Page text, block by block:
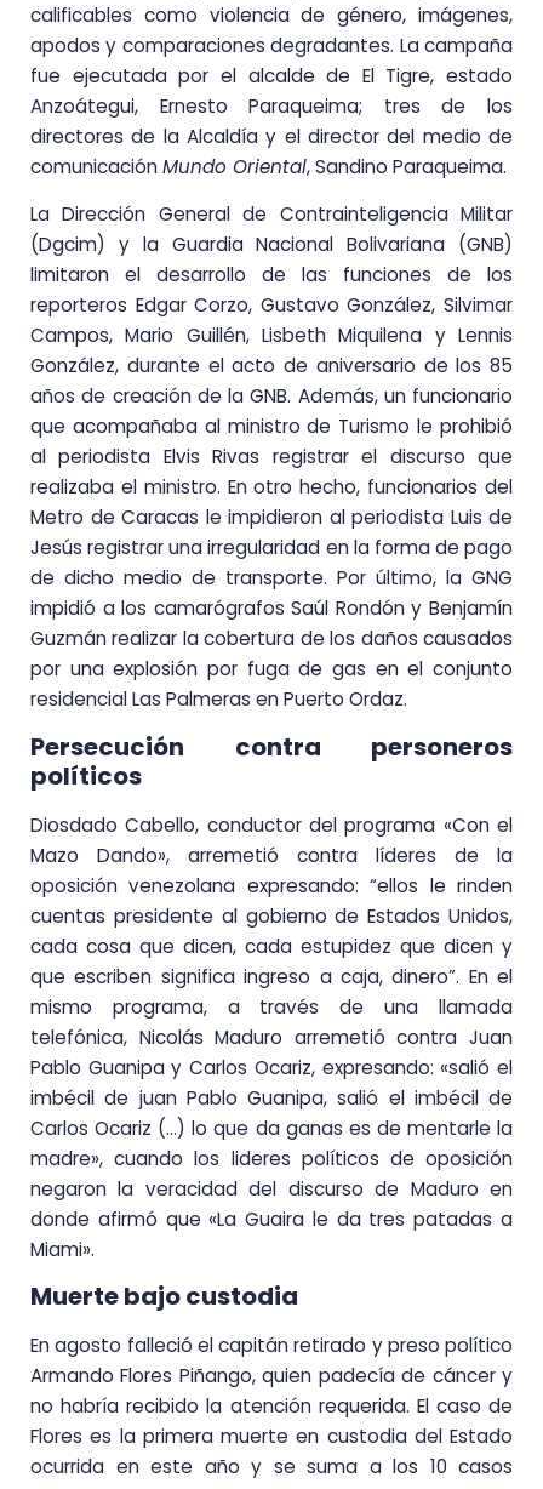
calificables como violencia de género, imágenes,
apodos y comparaciones degradantes. La campaña
fue ejecutada por el alcalde de El Tigre, estado
Anzoátegui, Ernesto Paraqueima; tres de los
directores de la Alcaldía y el director del medio de
comunicaciónMundo Oriental, Sandino Paraqueima.
La Dirección General de Contrainteligencia Militar
(Dgcim) y la Guardia Nacional Bolivariana (GNB)
limitaron el desarrollo de las funciones de los
reporteros Edgar Corzo, Gustavo González, Silvimar
Campos, Mario Guillén, Lisbeth Miquilena y Lennis
González, durante el acto de aniversario de los 85
años de creación de la GNB. Además, un funcionario
que acompañaba al ministro de Turismo le prohibió
al periodista Elvis Rivas registrar el discurso que
realizaba el ministro. En otro hecho, funcionarios del
Metro de Caracas le impidieron al periodista Luis de
Jesús registrar una irregularidad en la forma de pago
de dicho medio de transporte. Por último, la GNG
impidió a los camarógrafos Saúl Rondón y Benjamín
Guzmán realizar la cobertura de los daños causados
por una explosión por fuga de gas en el conjunto
residencial Las Palmeras en Puerto Ordaz.
Persecución contra personeros
políticos
Diosdado Cabello, conductor del programa «Con el
Mazo Dando», arremetió contra líderes de la
oposición venezolana expresando: “ellos le rinden
cuentas presidente al gobierno de Estados Unidos,
cada cosa que dicen, cada estupidez que dicen y
que escriben significa ingreso a caja, dinero”. En el
mismo programa, a través de una llamada
telefónica, Nicolás Maduro arremetió contra Juan
Pablo Guanipa y Carlos Ocariz, expresando: «salió el
imbécil de juan Pablo Guanipa, salió el imbécil de
Carlos Ocariz (…) lo que da ganas es de mentarle la
madre», cuando los lideres políticos de oposición
negaron la veracidad del discurso de Maduro en
donde afirmó que «La Guaira le da tres patadas a
Miami».
Muerte bajo custodia
En agosto falleció el capitán retirado y preso político
Armando Flores Piñango, quien padecía de cáncer y
no habría recibido la atención requerida. El caso de
Flores es la primera muerte en custodia del Estado
ocurrida en este año y se suma a los 10 casos